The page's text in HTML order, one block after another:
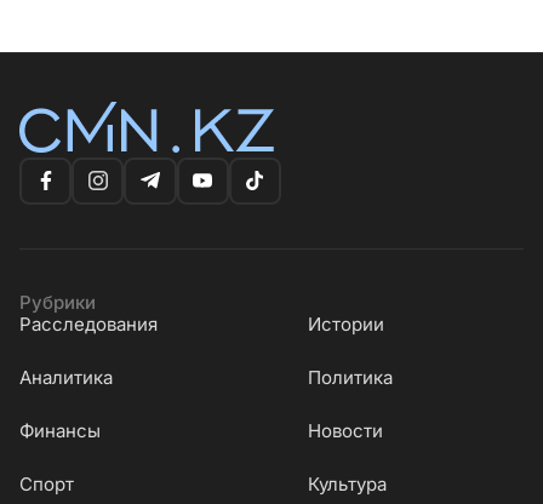
Рубрики
Расследования
Истории
Аналитика Политика
Финансы Новости
Cпорт Культура